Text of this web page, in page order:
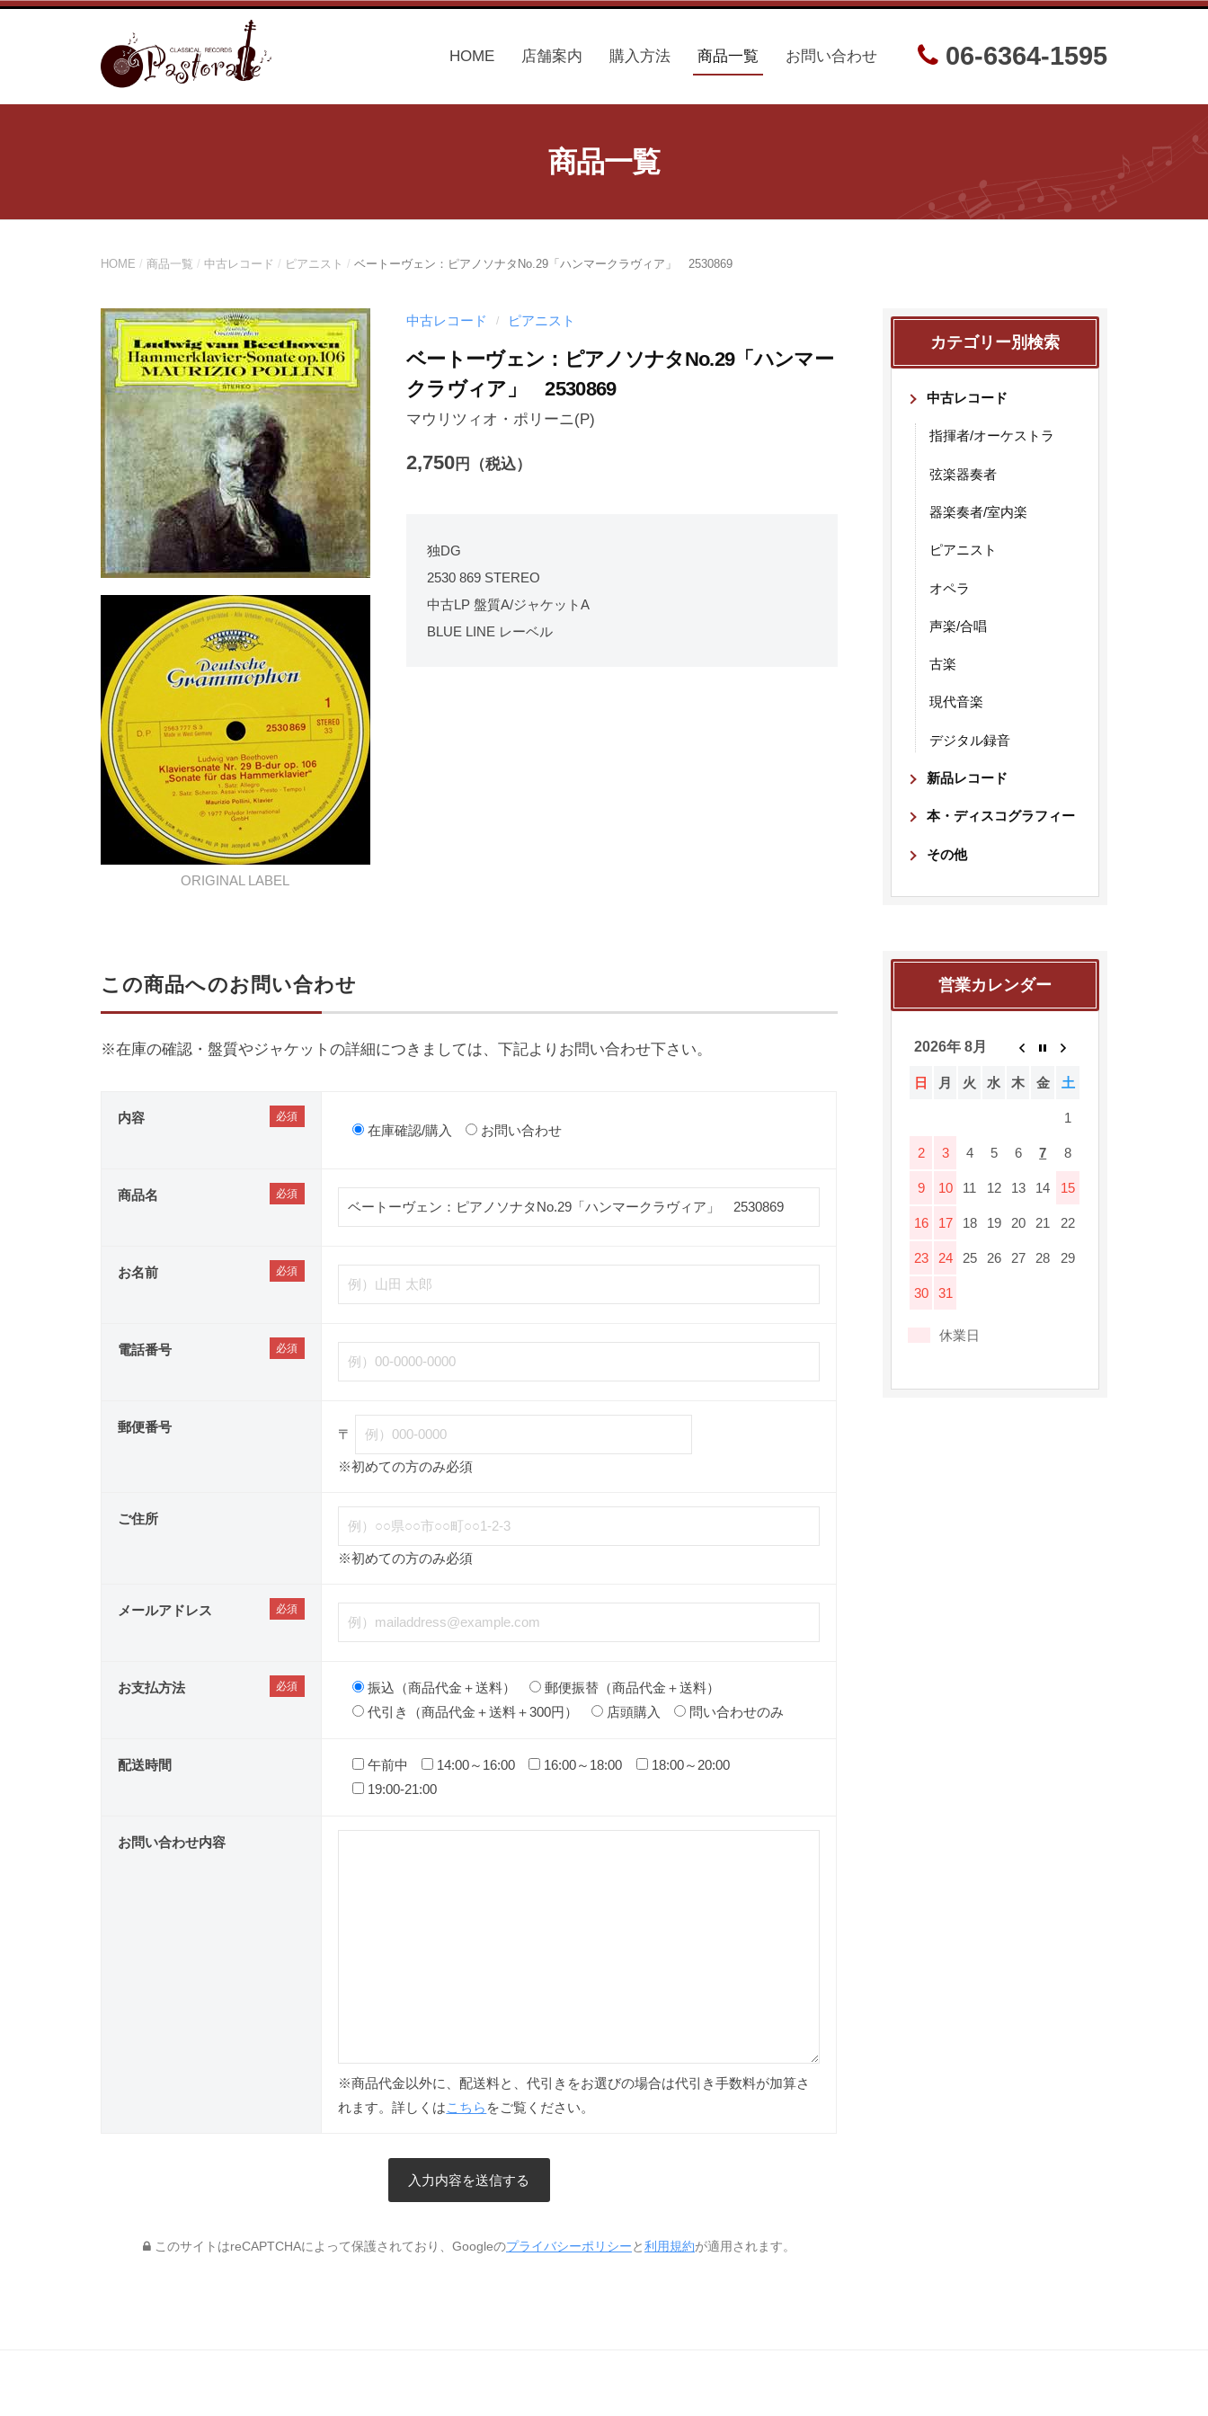
コ
HOME 店舗案内 購入方法 商品一覧 お問い合わせ 06-6364-1595
商品一覧
HOME / 商品一覧 / 中古レコード / ピアニスト / ベートーヴェン：ピアノソナタNo.29「ハンマークラヴィア」 2530869
中古レコード / ピアニスト
ベートーヴェン：ピアノソナタNo.29「ハンマー
クラヴィア」 2530869
マウリツィオ・ポリーニ(P)
2,750円（税込）
独DG
2530 869 STEREO
中古LP 盤質A/ジャケットA
BLUE LINE レーベル
ORIGINAL LABEL
この商品へのお問い合わせ
※在庫の確認・盤質やジャケットの詳細につきましては、下記よりお問い合わせ下さい。
内容
在庫確認/購入
お問い合わせ
商品名
お名前
電話番号
郵便番号 〒
※初めての方のみ必須
ご住所
※初めての方のみ必須
メールアドレス
お支払方法 振込（商品代金＋送料）
郵便振替（商品代金＋送料）
代引き（商品代金＋送料＋300円）
店頭購入 問い合わせのみ
配送時間 午前中 14:00～16:00 16:00～18:00
18:00～20:00
19:00-21:00
お問い合わせ内容
※商品代金以外に、配送料と、代引きをお選びの場合は代引き手数料が加算さ
れます。詳しくはこちら をご覧ください。
このサイトはreCAPTCHAによって保護されており、Googleのプライバシーポリシー と 利用規約が適用されます。
カテゴリー別検索
中古レコード
指揮者/オーケストラ
弦楽器奏者
器楽奏者/室内楽
ピアニスト
オペラ
声楽/合唱
古楽
現代音楽
デジタル録音
新品レコード
本・ディスコグラフィー
その他
営業カレンダー
2026年 8月
日 月 火 水 木 金 土
1
2 3 4 5 6 7 8
9 10 11 12 13 14 15
16 17 18 19 20 21 22
23 24 25 26 27 28 29
30 31
休業日